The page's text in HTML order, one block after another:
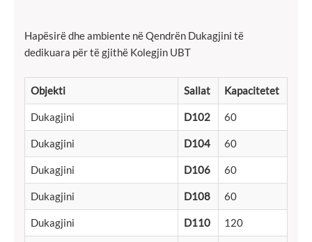
Hapësirë dhe ambiente në Qendrën Dukagjini të
dedikuara për të gjithë Kolegjin UBT
Objekti Sallat Kapacitetet
Dukagjini D102 60
Dukagjini D104 60
Dukagjini D106 60
Dukagjini D108 60
Dukagjini D110 120